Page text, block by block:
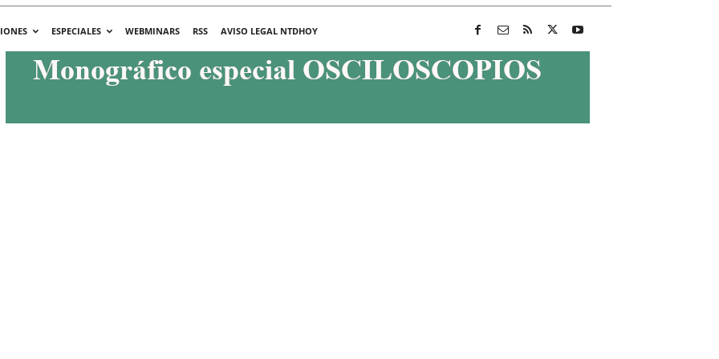
ESPECIALES WEBMINARS RSS
AVISO LEGAL NTDHOY